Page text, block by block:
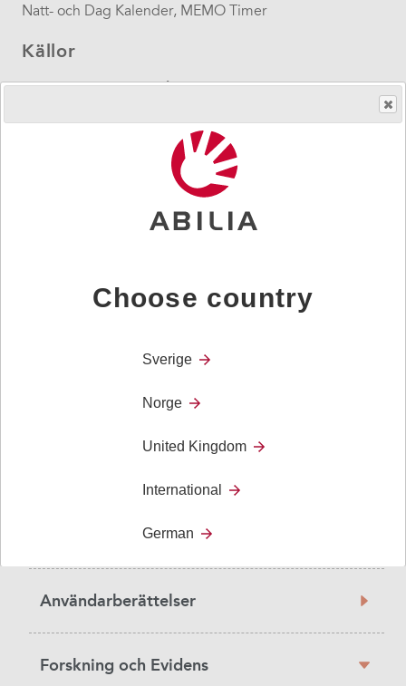
Natt- och Dag Kalender, MEMO Timer
Källor
Slutsatserna baseras på tre forskningsstudier med totalt
funktionsnedsättningar, äldre med demens samt
vårdare, experter och lärare.
Dahlberg 2010. Dahlbergs studie baseras på resultat
från tidigare studier inom området, kombinerat med
intervjuer som gjorts med ett tjugotal experter med lång
Nilsson Lundmark 2013 och Alwin 2008.
Användarberättelser
Forskning och Evidens
Choose country
Sverige
Norge
United Kingdom
International
German